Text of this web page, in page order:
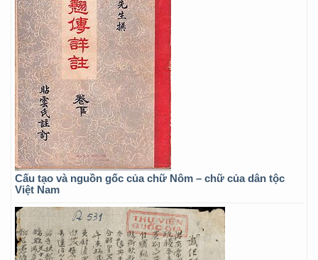
Cấu tạo và nguồn gốc của chữ Nôm – chữ của dân tộc
Việt Nam